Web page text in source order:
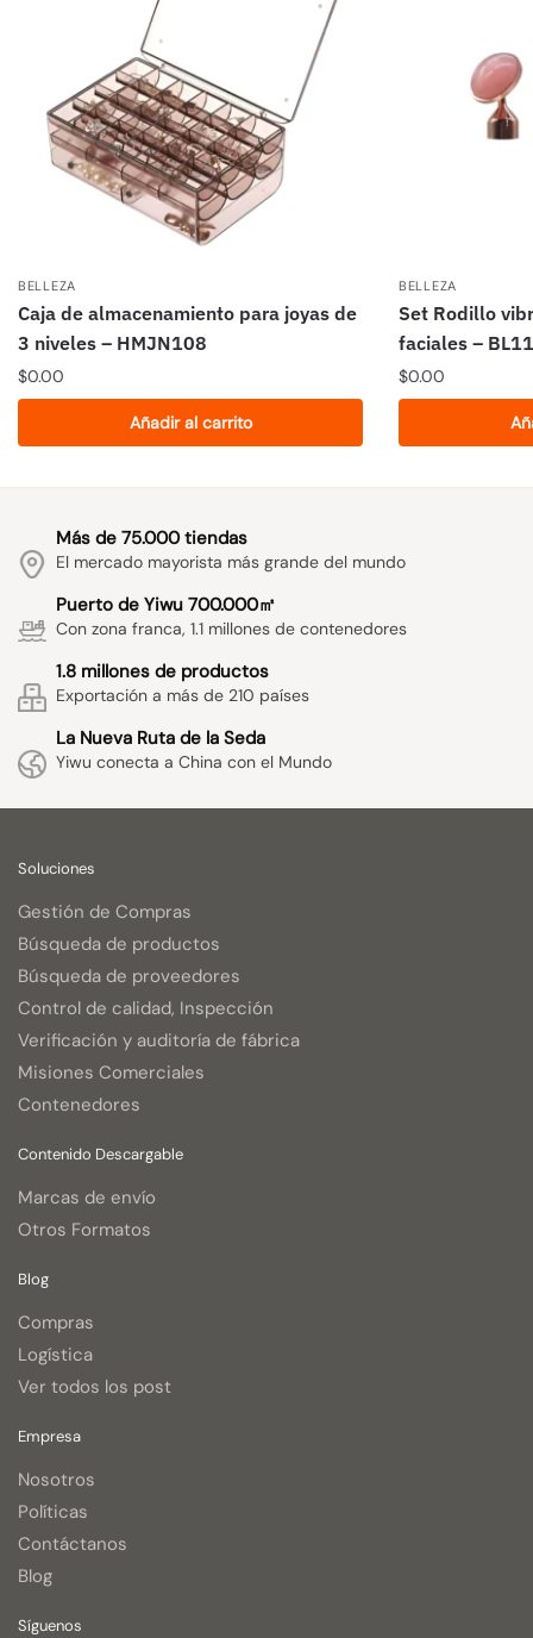
BELLEZA
Caja de almacenamiento para joyas de
3 niveles – HMJN108
$0.00
Añadir al carrito
BELLEZA
Set Rodillo
faciales –
$0.00
Más de 75.000 tiendas
El mercado mayorista más grande del mundo
Puerto de Yiwu 700.000㎡
Con zona franca, 1.1 millones de contenedores
1.8 millones de productos
Exportación a más de 210 países
La Nueva Ruta de la Seda
Yiwu conecta a China con el Mundo
Soluciones
Gestión de Compras
Búsqueda de productos
Búsqueda de proveedores
Control de calidad, Inspección
Verificación y auditoría de fábrica
Misiones Comerciales
Contenedores
Contenido Descargable
Marcas de envío
Otros Formatos
Blog
Compras
Logística
Ver todos los post
Empresa
Nosotros
Políticas
Contáctanos
Blog
Síguenos